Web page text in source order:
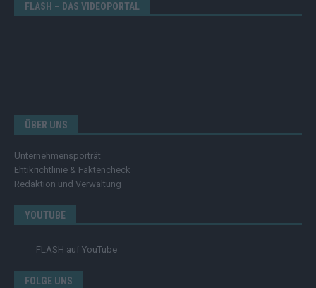
FLASH – DAS VIDEOPORTAL
ÜBER UNS
Unternehmensporträt
Ehtikrichtlinie & Faktencheck
Redaktion und Verwaltung
YOUTUBE
FLASH auf YouTube
FOLGE UNS